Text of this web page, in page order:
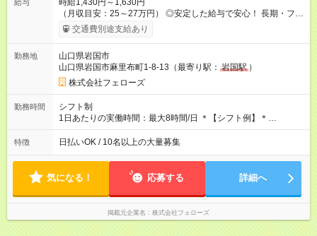
給与
時給1,430円～1,630円
（月収目安：25～27万円） ◎安定した給与で安心！ 長期・フル
タイムで勤務いただける方にお越しいただきたいと思っていま
す。シフトが削られることはないので、安定した給与が入りま
たいという人もいると思います。このあたりは柔軟に対応する
ので、お気軽にご相談ください！ ※2ヶ月の試用期間がありま
す。その間の給与・待遇に変更はありません。 【試用期間】試
用期間あり 試用期間の長さ：2ヶ月 雇用形態、給与は本採用時
と同じです。
交通費別途支給あり
勤務地
山口県岩国市
山口県岩国市麻里布町1-8-13（最寄り駅： 岩国駅 ）
株式会社フェローズ
勤務時間
シフト制
1日あたりの実働時間：最大8時間/日 ＊【シフト例】＊
(1) 10:00～19:00 (2) 11:00～20:00 (3) 12:00～21:00 など ◎
いずれも実働8時間・休憩1時間です。中抜けシフトなどはあり
たい」などあれば相談に応じますのでおっしゃってください！
特徴 日払いOK / 10名以上の大量募集
気になる！ 応募する 詳細へ
掲載元企業名 株式会社フェローズ